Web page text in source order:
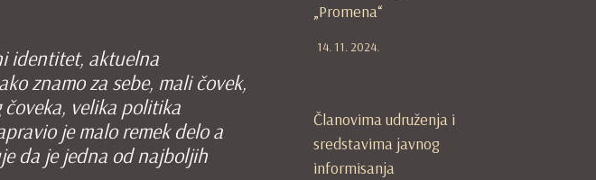
identitet, aktuelna
znamo za sebe, mali čovek,
velika politika
je malo remek delo a
da je jedna od najboljih
„Promena“
14. 11. 2024.
Članovima udruženja i
sredstavima javnog
informisanja